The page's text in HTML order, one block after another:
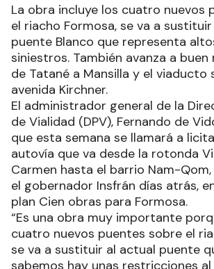
La obra incluye los cuatro nuevos
el riacho Formosa, se va a
puente Blanco que representa
siniestros. También avanza a
de Tatané a Mansilla y el viaducto
avenida Kirchner.
El administrador general de la
de Vialidad (DPV), Fernando de
que esta semana se llamará a
autovía que va desde la rotonda
Carmen hasta el barrio Nam-
el gobernador Insfrán días atrás,
plan Cien obras para Formosa.
“Es una obra muy importante
cuatro nuevos puentes sobre el
se va a sustituir al actual puente
sabemos hay unas restricciones